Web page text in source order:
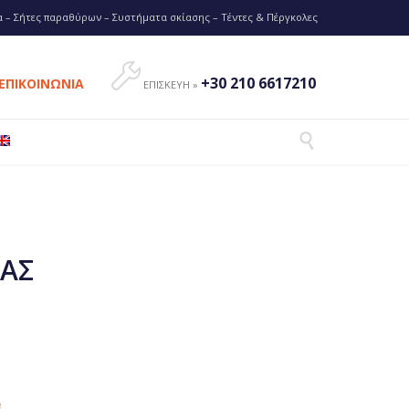
Σήτες παραθύρων – Συστήματα σκίασης – Τέντες & Πέργκολες
ΕΠΙΚΟΙΝΩΝΙΑ  ΕΠΙΣΚΕΥΗ » +30 210 6617210
